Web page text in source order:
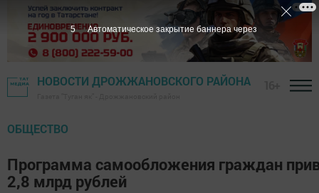
НОВОСТИ ДРОЖЖАНОВСКОГО РАЙОНА
ОБЩЕСТВО
Программа самообложения граждан
2,8 млрд рублей
5 Автоматическое закрытие баннера через